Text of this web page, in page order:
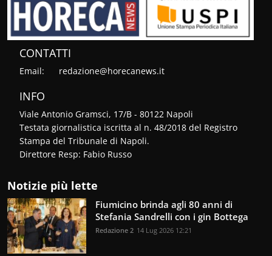
CONTATTI
Email: redazione@horecanews.it
INFO
Viale Antonio Gramsci, 17/B - 80122 Napoli
Testata giornalistica iscritta al n. 48/2018 del Registro
Stampa del Tribunale di Napoli.
Direttore Resp: Fabio Russo
Notizie più lette
Fiumicino brinda agli 80 anni di
Stefania Sandrelli con i gin Bottega
Redazione 2 14 Lug 2026 12:21